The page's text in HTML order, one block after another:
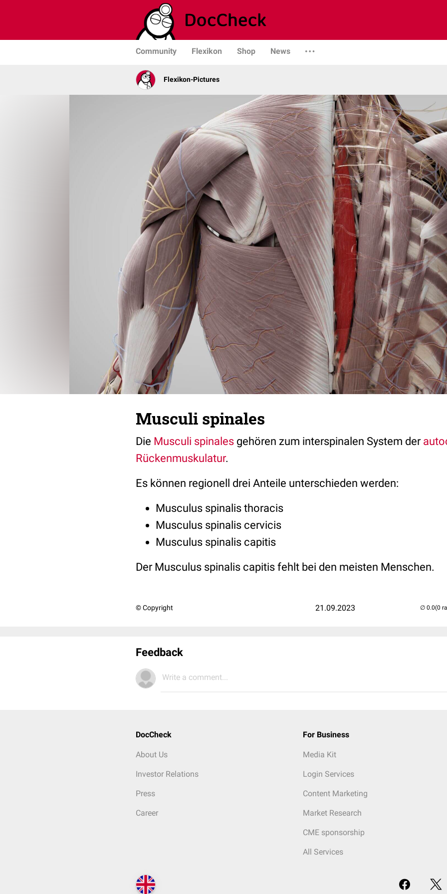
Community Flexikon Shop News
Flexikon-Pictures
Musculi spinales
Die Musculi spinales gehören zum interspinalen System der
Rückenmuskulatur.
Es können regionell drei Anteile unterschieden werden:
Musculus spinalis thoracis
Musculus spinalis cervicis
Musculus spinalis capitis
Der Musculus spinalis capitis fehlt bei den meisten Menschen.
© Copyright 21.09.2023 (0
Feedback
Write a comment...
DocCheck
About Us
Investor Relations
Press
Career
For Business
Media Kit
Login Services
Content Marketing
Market Research
CME sponsorship
All Services